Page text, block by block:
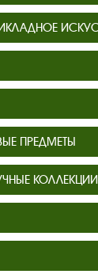
ПРЕДМЕТЫ
КОЛЛЕКЦИИ